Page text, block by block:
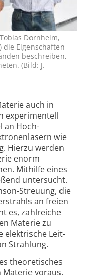
Dornheim,
die Eigenschaften
beschreiben,
(Bild: J.
auch in
experimentell
an Hoch­
wie
Hierzu werden
enorm
Mithilfe eines
unter­sucht.
Streuung, die
an freien
es, zahl­reiche
Materie zu
elektrische Leit­
Strahlung.
theoretisches
voraus,